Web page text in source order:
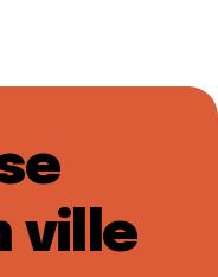
ville